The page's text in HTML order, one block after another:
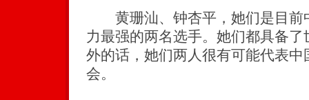
黄珊汕、钟杏平，她们是目前
力最强的两名选手。她们都具备
外的话，她们两人很有可能代表
会。